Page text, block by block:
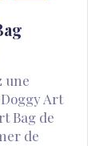
une
Art
Bag de
de